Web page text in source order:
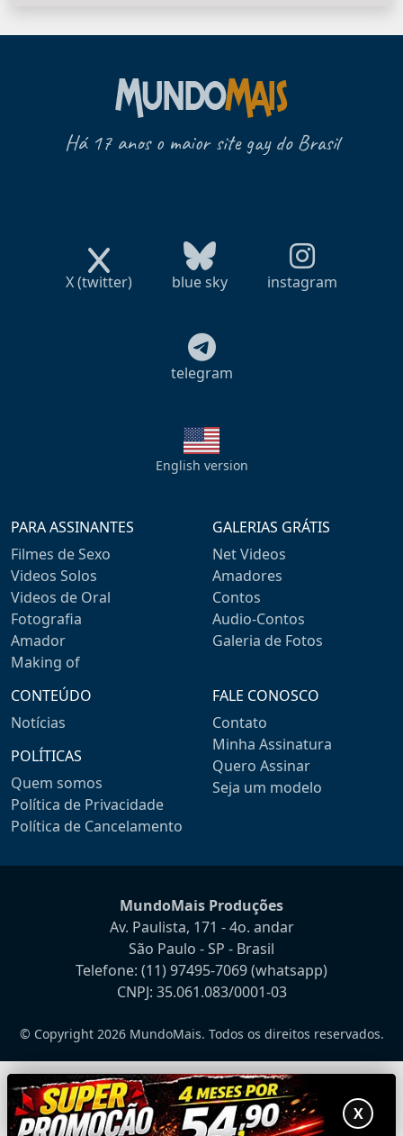
Há 17 anos o maior site gay do Brasil
X (twitter) blue sky instagram
telegram
English version
PARA ASSINANTES
Filmes de Sexo
Videos Solos
Videos de Oral
Fotografia
Amador
Making of
GALERIAS GRÁTIS
Net Videos
Amadores
Contos
Audio-Contos
Galeria de Fotos
CONTEÚDO
Notícias
POLÍTICAS
Quem somos
Política de Privacidade
Política de Cancelamento
FALE CONOSCO
Contato
Minha Assinatura
Quero Assinar
Seja um modelo
MundoMais Produções
Av. Paulista, 171 - 4o. andar
São Paulo - SP - Brasil
Telefone: (11) 97495-7069(whatsapp)
CNPJ: 35.061.083/0001-03
© Copyright 2026 MundoMais. Todos os direitos reservados.
X